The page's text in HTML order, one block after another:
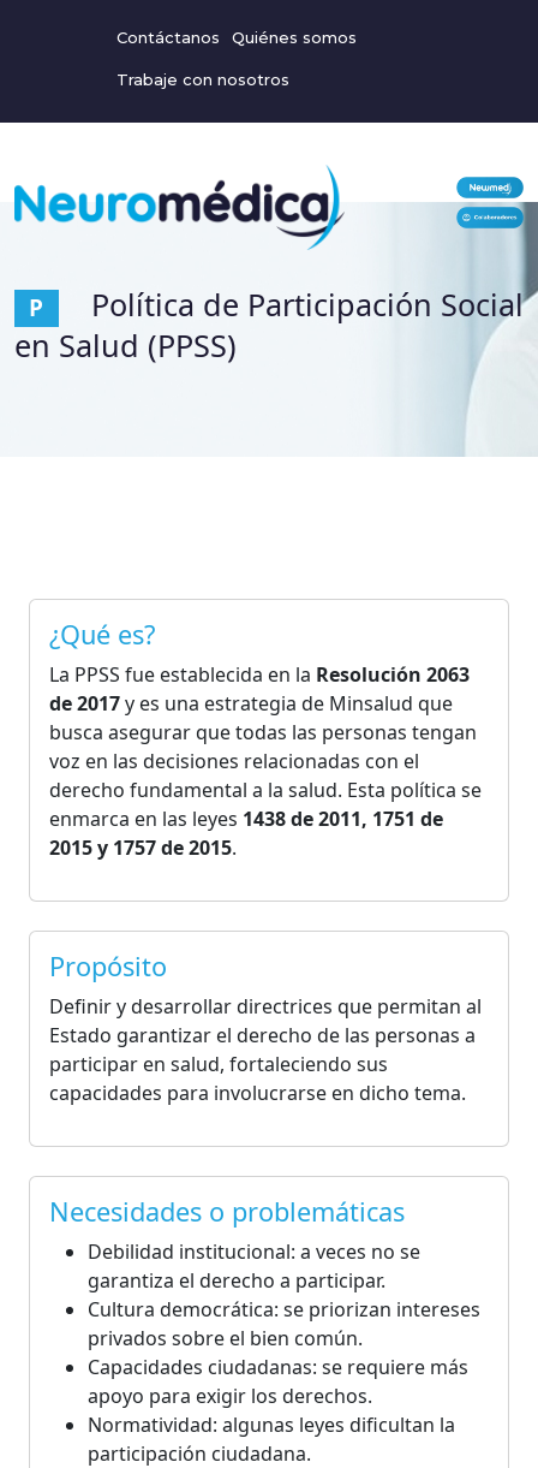
Contáctanos Quiénes somos
Trabaje con nosotros
P
Política de Participación Social
en Salud (PPSS)
¿Qué es?
La PPSS fue establecida en la Resolución 2063
de 2017y es una estrategia de Minsalud que
busca asegurar que todas las personas tengan
voz en las decisiones relacionadas con el
derecho fundamental a la salud. Esta política se
enmarca en las leyes 1438 de 2011, 1751 de
2015 y 1757 de 2015.
Propósito
Definir y desarrollar directrices que permitan al
Estado garantizar el derecho de las personas a
participar en salud, fortaleciendo sus
capacidades para involucrarse en dicho tema.
Necesidades o problemáticas
Debilidad institucional: a veces no se
garantiza el derecho a participar.
Cultura democrática: se priorizan intereses
privados sobre el bien común.
Capacidades ciudadanas: se requiere más
apoyo para exigir los derechos.
Normatividad: algunas leyes dificultan la
participación ciudadana.